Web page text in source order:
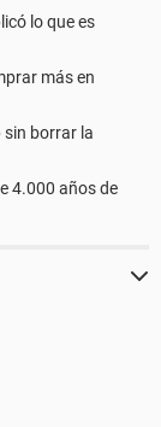
lo que es
más en
sin borrar la
4.000 años de